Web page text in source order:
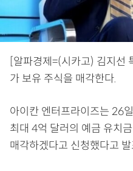
[알파경제=(시카고) 김지선
가 보유 주식을 매각한다.
아이칸 엔터프라이즈는 26
최대 4억 달러의 예금 유치
매각하겠다고 신청했다고